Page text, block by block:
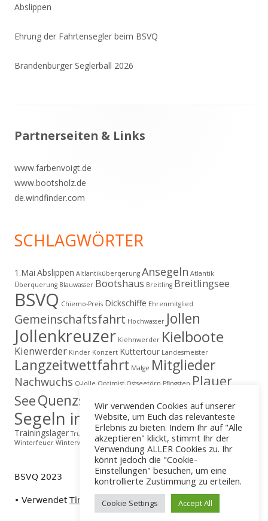
Abslippen
Ehrung der Fahrtensegler beim BSVQ
Brandenburger Seglerball 2026
Inhalt
Partnerseiten & Links
www.farbenvoigt.de
www.bootsholz.de
de.windfinder.com
SCHLAGWÖRTER
1.Mai Abslippen Altlantiküberqerung Ansegeln Atlantik
Überquerung Blauwasser Bootshaus Breitling Breitlingsee
BSVQ Chiemo-Preis Dickschiffe Ehrenmitglied
Gemeinschaftsfahrt Hochwasser Jollen
Jollenkreuzer Kiehnwerder Kielboote
Kienwerder Kinder Konzert Kuttertour Landesmeister
Langzeitwettfahrt Malge Mitglieder
Nachwuchs O-Jolle Optimist Ostseetörn Pfingsten Plauer
SeeQuenzseeRegatta Schäfer Segelerlebnis
Segeln in Brandenburg Till Eulenspiegel
Trainingslager True Love Vereinsvergüngen Wahveranstaltung
Winterfeuer Winterwanderung
BSVQ 2023
• VerwendetTiny Framework • Anmelden
Wir verwenden Cookies auf unserer
Website, um Euch das relevanteste
Erlebnis zu bieten. Indem Ihr auf "Alle
akzeptieren" klickt, stimmt Ihr der
Verwendung ALLER Cookies zu. Ihr
könnt jedoch die "Cookie-
Einstellungen" besuchen, um eine
kontrollierte Zustimmung zu erteilen.
Cookie Settings Accept All